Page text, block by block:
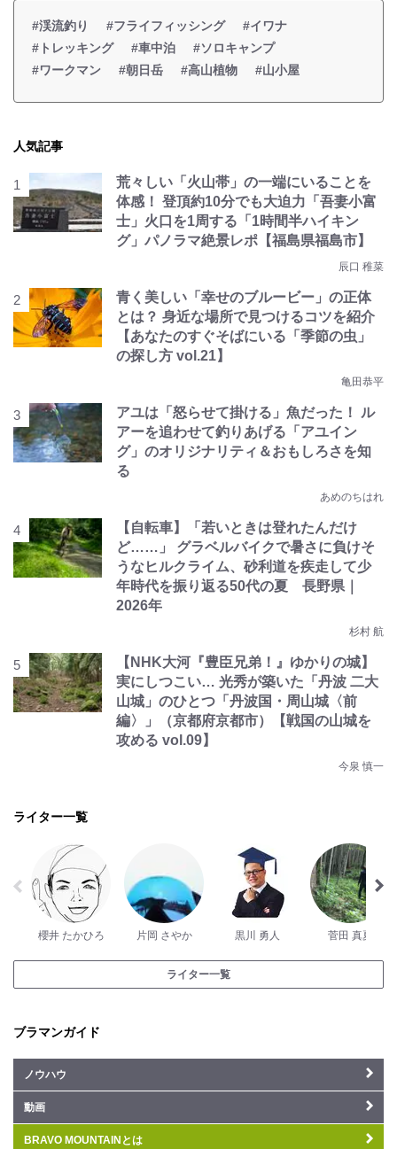
#渓流釣り #フライフィッシング
#イワナ
#トレッキング
#車中泊
#ソロキャンプ
#ワークマン
#朝日岳 #高山植物 #山小屋
人気記事
荒々しい「火山帯」の一端にいることを
体感！ 登頂約10分でも大迫力「吾妻小富
士」火口を1周する「1時間半ハイキン
グ」パノラマ絶景レポ【福島県福島市】
辰口 稚菜
青く美しい「幸せのブルービー」の正体
とは？ 身近な場所で見つけるコツを紹介
【あなたのすぐそばにいる「季節の虫」
の探し方 vol.21】
亀田恭平
アユは「怒らせて掛ける」魚だった！ ル
アーを追わせて釣りあげる「アユイン
グ」のオリジナリティ＆おもしろさを知
る
あめのちはれ
【自転車】「若いときは登れたんだけ
ど……」 グラベルバイクで暑さに負けそ
うなヒルクライム、砂利道を疾走して少
年時代を振り返る50代の夏 長野県｜
2026年
杉村 航
【NHK大河『豊臣兄弟！』ゆかりの城】
実にしつこい… 光秀が築いた「丹波 二大
山城」のひとつ「丹波国・周山城〈前
編〉」（京都府京都市）【戦国の山城を
攻める vol.09】
今泉 慎一
ライター一覧
櫻井 たかひろ 片岡 さやか 黒川 勇人 菅田 真夏
ライター一覧
ブラマンガイド
ノウハウ
動画
BRAVO MOUNTAINとは